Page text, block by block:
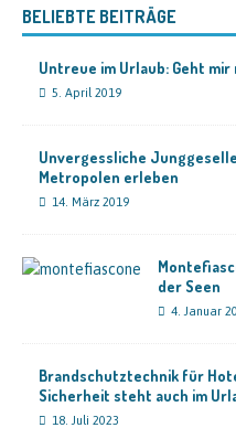
BELIEBTE BEITRÄGE
Untreue im Urlaub: Geht
5. April 2019
Unvergessliche
Metropolen erleben
14. März 2019
der Seen
4. Januar
Brandschutztechnik für
Sicherheit steht auch im
18. Juli 2023